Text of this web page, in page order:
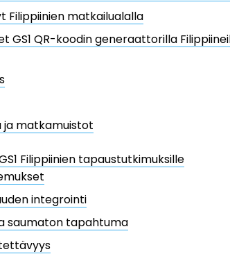
Filippiinien matkailualalla
GS1 QR-koodin generaattorilla
ja matkamuistot
Filippiinien tapaustutkimuksille
integrointi
saumaton tapahtuma